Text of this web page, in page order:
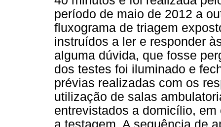
período de maio de 2012 a
fluxograma de triagem
instruídos a ler e responder
alguma dúvida, que fosse
dos testes foi iluminado e
prévias realizadas com os
utilização de salas
entrevistados a domicílio,
a testagem. A sequência de